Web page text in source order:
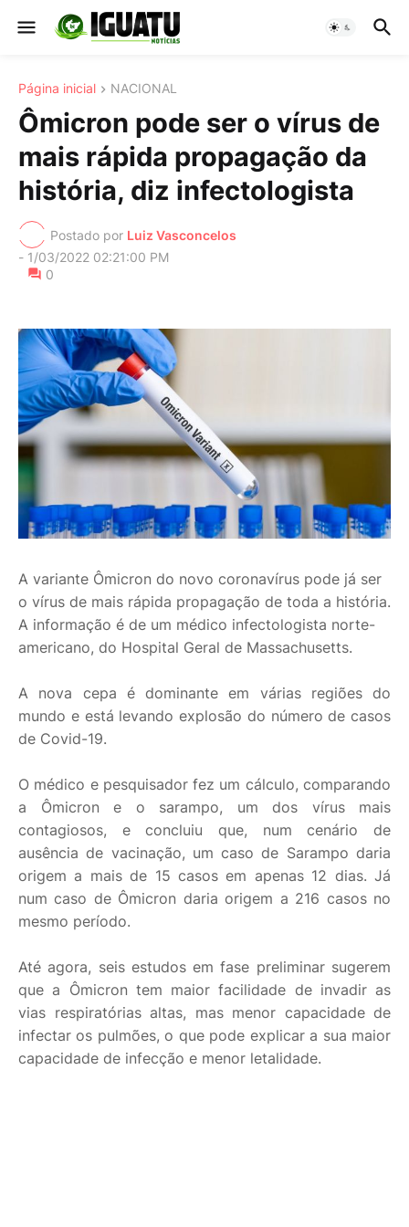
Página inicial NACIONAL
Ômicron pode ser o vírus de
mais rápida propagação da
história, diz infectologista
Postado por Luiz Vasconcelos
- 1/03/2022 02:21:00 PM
0
A variante Ômicron do novo coronavírus pode já ser
o vírus de mais rápida propagação de toda a história.
A informação é de um médico infectologista norte-
americano, do Hospital Geral de Massachusetts.
A nova cepa é dominante em várias regiões do
mundo e está levando explosão do número de casos
de Covid-19.
O médico e pesquisador fez um cálculo, comparando
a Ômicron e o sarampo, um dos vírus mais
contagiosos, e concluiu que, num cenário de
ausência de vacinação, um caso de Sarampo daria
origem a mais de 15 casos em apenas 12 dias. Já
num caso de Ômicron daria origem a 216 casos no
mesmo período.
Até agora, seis estudos em fase preliminar sugerem
que a Ômicron tem maior facilidade de invadir as
vias respiratórias altas, mas menor capacidade de
infectar os pulmões, o que pode explicar a sua maior
capacidade de infecção e menor letalidade.